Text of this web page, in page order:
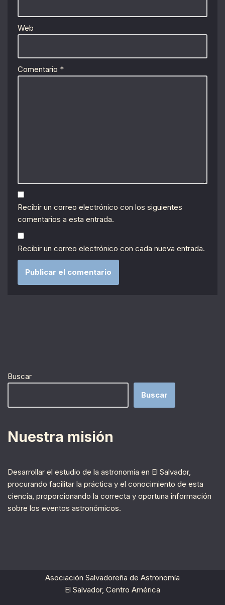
Web
Comentario *
Recibir un correo electrónico con los siguientes
comentarios a esta entrada.
Recibir un correo electrónico con cada nueva entrada.
Buscar
Buscar
Nuestra misión
Desarrollar el estudio de la astronomía en El Salvador,
procurando facilitar la práctica y el conocimiento de esta
ciencia, proporcionando la correcta y oportuna información
sobre los eventos astronómicos.
Asociación Salvadoreña de Astronomía
El Salvador, Centro América